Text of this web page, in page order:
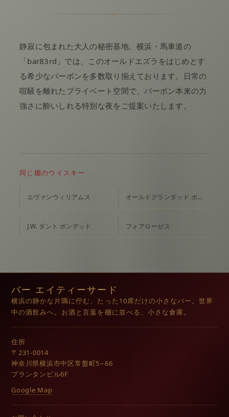
静寂に包まれた大人の秘密基地、横浜・馬車道の
「bar83rd」では、このオールドエズラをはじめとす
る希少なバーボンを多数取り揃えております。日常の
喧騒を離れたプライベート空間で、バーボン本来の力
強さに酔いしれる特別な夜をご提案いたします。
同じ棚のウイスキー
エヴァンウィリアムス オールドグランダッド ボンデッド
J.W. ダント ボンデッド フォアローゼス
バー エイティーサード
横浜の静かな片隅に佇む、たった10席だけの小さなバー。世界
中の酒飲みへ。お酒と言葉を棚に並べる、小さな倉庫。
住所
〒231-0014
神奈川県横浜市中区常盤町5−66
プランタンビル6F
Google Map